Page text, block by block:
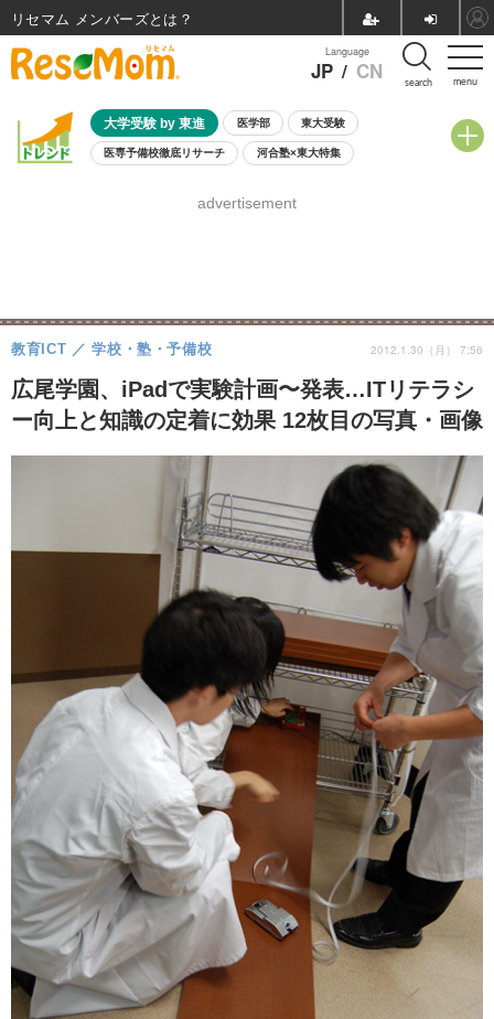
menu
Language
JP / CN search
大学受験 by 東進 医学部 東大受験
医専予備校徹底リサーチ 河合塾×東大特集
8月開催学校説明会・相談会
advertisement
広尾学園、iPadで実験計画〜発表…ITリテラシ
ー向上と知識の定着に効果 12枚目の写真・画像
教育ICT 学校・塾・予備校 2012.1.30（月） 7:56
リセマム メンバーズ